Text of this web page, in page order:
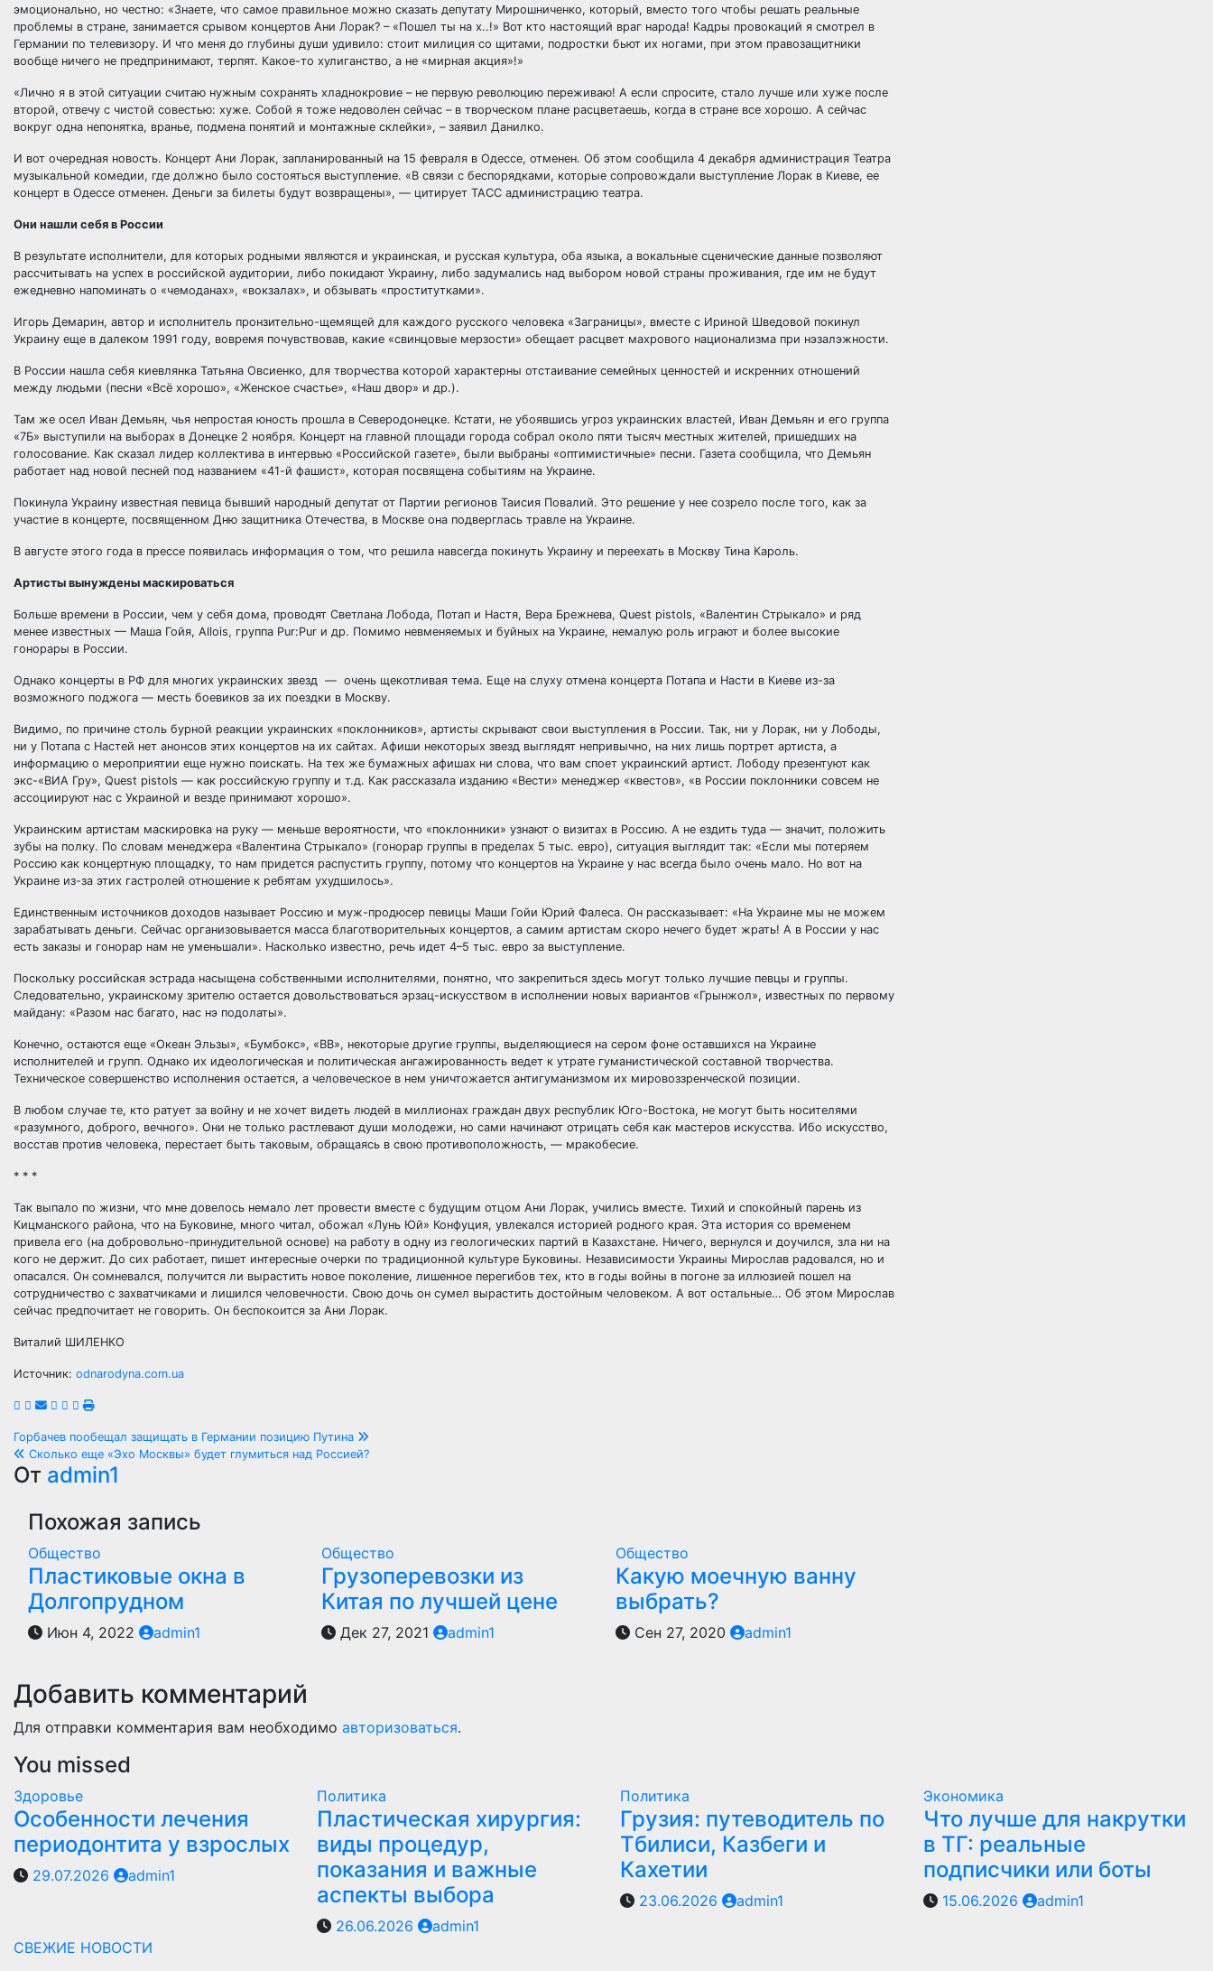
эмоционально, но честно: «Знаете, что самое правильное можно сказать депутату Мирошниченко, который, вместо того чтобы решать реальные
проблемы в стране, занимается срывом концертов Ани Лорак? – «Пошел ты на х..!» Вот кто настоящий враг народа! Кадры провокаций я смотрел в
Германии по телевизору. И что меня до глубины души удивило: стоит милиция со щитами, подростки бьют их ногами, при этом правозащитники
вообще ничего не предпринимают, терпят. Какое-то хулиганство, а не «мирная акция»!»
«Лично я в этой ситуации считаю нужным сохранять хладнокровие – не первую революцию переживаю! А если спросите, стало лучше или хуже после
второй, отвечу с чистой совестью: хуже. Собой я тоже недоволен сейчас – в творческом плане расцветаешь, когда в стране все хорошо. А сейчас
вокруг одна непонятка, вранье, подмена понятий и монтажные склейки», – заявил Данилко.
И вот очередная новость. Концерт Ани Лорак, запланированный на 15 февраля в Одессе, отменен. Об этом сообщила 4 декабря администрация Театра
музыкальной комедии, где должно было состояться выступление. «В связи с беспорядками, которые сопровождали выступление Лорак в Киеве, ее
концерт в Одессе отменен. Деньги за билеты будут возвращены», — цитирует ТАСС администрацию театра.
Они нашли себя в России
В результате исполнители, для которых родными являются и украинская, и русская культура, оба языка, а вокальные сценические данные позволяют
рассчитывать на успех в российской аудитории, либо покидают Украину, либо задумались над выбором новой страны проживания, где им не будут
ежедневно напоминать о «чемоданах», «вокзалах», и обзывать «проститутками».
Игорь Демарин, автор и исполнитель пронзительно-щемящей для каждого русского человека «Заграницы», вместе с Ириной Шведовой покинул
Украину еще в далеком 1991 году, вовремя почувствовав, какие «свинцовые мерзости» обещает расцвет махрового национализма при нэзалэжности.
В России нашла себя киевлянка Татьяна Овсиенко, для творчества которой характерны отстаивание семейных ценностей и искренних отношений
между людьми (песни «Всё хорошо», «Женское счастье», «Наш двор» и др.).
Там же осел Иван Демьян, чья непростая юность прошла в Северодонецке. Кстати, не убоявшись угроз украинских властей, Иван Демьян и его группа
«7Б» выступили на выборах в Донецке 2 ноября. Концерт на главной площади города собрал около пяти тысяч местных жителей, пришедших на
голосование. Как сказал лидер коллектива в интервью «Российской газете», были выбраны «оптимистичные» песни. Газета сообщила, что Демьян
работает над новой песней под названием «41-й фашист», которая посвящена событиям на Украине.
Покинула Украину известная певица бывший народный депутат от Партии регионов Таисия Повалий. Это решение у нее созрело после того, как за
участие в концерте, посвященном Дню защитника Отечества, в Москве она подверглась травле на Украине.
В августе этого года в прессе появилась информация о том, что решила навсегда покинуть Украину и переехать в Москву Тина Кароль.
Артисты вынуждены маскироваться
Больше времени в России, чем у себя дома, проводят Светлана Лобода, Потап и Настя, Вера Брежнева, Quest pistols, «Валентин Стрыкало» и ряд
менее известных — Маша Гойя, Allois, группа Рur:Рur и др. Помимо невменяемых и буйных на Украине, немалую роль играют и более высокие
гонорары в России.
Однако концерты в РФ для многих украинских звезд — очень щекотливая тема. Еще на слуху отмена концерта Потапа и Насти в Киеве из-за
возможного поджога — месть боевиков за их поездки в Москву.
Видимо, по причине столь бурной реакции украинских «поклонников», артисты скрывают свои выступления в России. Так, ни у Лорак, ни у Лободы,
ни у Потапа с Настей нет анонсов этих концертов на их сайтах. Афиши некоторых звезд выглядят непривычно, на них лишь портрет артиста, а
информацию о мероприятии еще нужно поискать. На тех же бумажных афишах ни слова, что вам споет украинский артист. Лободу презентуют как
экс-«ВИА Гру», Quest pistols — как российскую группу и т.д. Как рассказала изданию «Вести» менеджер «квестов», «в России поклонники совсем не
ассоциируют нас с Украиной и везде принимают хорошо».
Украинским артистам маскировка на руку — меньше вероятности, что «поклонники» узнают о визитах в Россию. А не ездить туда — значит, положить
зубы на полку. По словам менеджера «Валентина Стрыкало» (гонорар группы в пределах 5 тыс. евро), ситуация выглядит так: «Если мы потеряем
Россию как концертную площадку, то нам придется распустить группу, потому что концертов на Украине у нас всегда было очень мало. Но вот на
Украине из-за этих гастролей отношение к ребятам ухудшилось».
Единственным источников доходов называет Россию и муж-продюсер певицы Маши Гойи Юрий Фалеса. Он рассказывает: «На Украине мы не можем
зарабатывать деньги. Сейчас организовывается масса благотворительных концертов, а самим артистам скоро нечего будет жрать! А в России у нас
есть заказы и гонорар нам не уменьшали». Насколько известно, речь идет 4–5 тыс. евро за выступление.
Поскольку российская эстрада насыщена собственными исполнителями, понятно, что закрепиться здесь могут только лучшие певцы и группы.
Следовательно, украинскому зрителю остается довольствоваться эрзац-искусством в исполнении новых вариантов «Грынжол», известных по первому
майдану: «Разом нас багато, нас нэ подолаты».
Конечно, остаются еще «Океан Эльзы», «Бумбокс», «ВВ», некоторые другие группы, выделяющиеся на сером фоне оставшихся на Украине
исполнителей и групп. Однако их идеологическая и политическая ангажированность ведет к утрате гуманистической составной творчества.
Техническое совершенство исполнения остается, а человеческое в нем уничтожается антигуманизмом их мировоззренческой позиции.
В любом случае те, кто ратует за войну и не хочет видеть людей в миллионах граждан двух республик Юго-Востока, не могут быть носителями
«разумного, доброго, вечного». Они не только растлевают души молодежи, но сами начинают отрицать себя как мастеров искусства. Ибо искусство,
восстав против человека, перестает быть таковым, обращаясь в свою противоположность, — мракобесие.
* * *
Так выпало по жизни, что мне довелось немало лет провести вместе с будущим отцом Ани Лорак, учились вместе. Тихий и спокойный парень из
Кицманского района, что на Буковине, много читал, обожал «Лунь Юй» Конфуция, увлекался историей родного края. Эта история со временем
привела его (на добровольно-принудительной основе) на работу в одну из геологических партий в Казахстане. Ничего, вернулся и доучился, зла ни на
кого не держит. До сих работает, пишет интересные очерки по традиционной культуре Буковины. Независимости Украины Мирослав радовался, но и
опасался. Он сомневался, получится ли вырастить новое поколение, лишенное перегибов тех, кто в годы войны в погоне за иллюзией пошел на
сотрудничество с захватчиками и лишился человечности. Свою дочь он сумел вырастить достойным человеком. А вот остальные… Об этом Мирослав
сейчас предпочитает не говорить. Он беспокоится за Ани Лорак.
Виталий ШИЛЕНКО
Источник: odnarodyna.com.ua
Навигация
по
записям
Горбачев пообещал защищать в Германии позицию Путина
Сколько еще «Эхо Москвы» будет глумиться над Россией?
От admin1
Похожая запись
Общество
Пластиковые окна в
Долгопрудном
Июн 4, 2022 admin1
Общество
Грузоперевозки из
Китая по лучшей цене
Дек 27, 2021 admin1
Общество
Какую моечную ванну
выбрать?
Сен 27, 2020 admin1
Добавить комментарий
Для отправки комментария вам необходимо авторизоваться.
You missed
Здоровье
Особенности лечения
периодонтита у взрослых
29.07.2026 admin1
Политика
Пластическая хирургия:
виды процедур,
показания и важные
аспекты выбора
26.06.2026 admin1
Политика
Грузия: путеводитель по
Тбилиси, Казбеги и
Кахетии
23.06.2026 admin1
Экономика
Что лучше для накрутки
в ТГ: реальные
подписчики или боты
15.06.2026 admin1
СВЕЖИЕ НОВОСТИ